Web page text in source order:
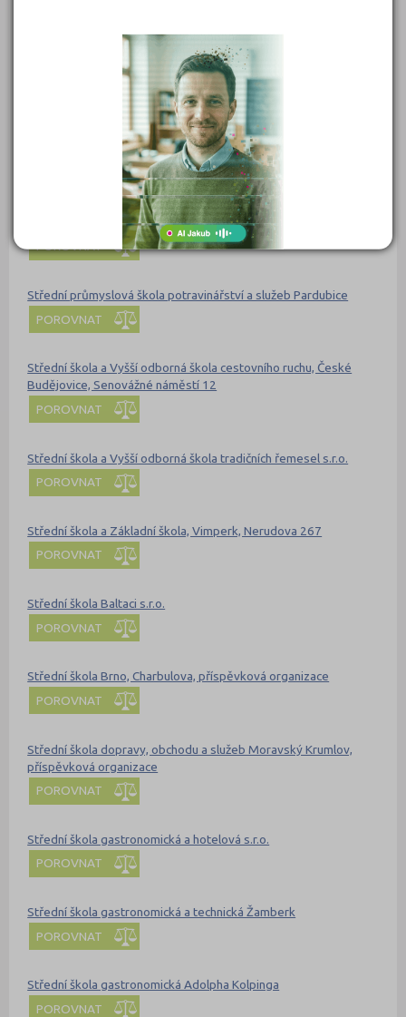
Střední průmyslová škola a Střední odborná škola gastronomie a
služeb, Most, příspěvková organizace
Střední průmyslová škola Emila Kolbena Rakovník, příspěvková
Střední průmyslová škola Otrokovice
POROVNAT
Střední průmyslová škola potravinářství a služeb Pardubice
POROVNAT
Střední škola a Vyšší odborná škola cestovního ruchu, České
Budějovice, Senovážné náměstí 12
POROVNAT
Střední škola a Vyšší odborná škola tradičních řemesel s.r.o.
POROVNAT
Střední škola a Základní škola, Vimperk, Nerudova 267
POROVNAT
Střední škola Baltaci s.r.o.
POROVNAT
Střední škola Brno, Charbulova, příspěvková organizace
POROVNAT
Střední škola dopravy, obchodu a služeb Moravský Krumlov,
příspěvková organizace
POROVNAT
Střední škola gastronomická a hotelová s.r.o.
POROVNAT
Střední škola gastronomická a technická Žamberk
POROVNAT
Střední škola gastronomická Adolpha Kolpinga
POROVNAT